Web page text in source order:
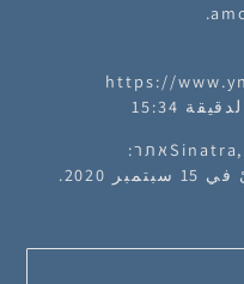
https://
[13] ,Sinatra,E., Qué es un canallaאתר: